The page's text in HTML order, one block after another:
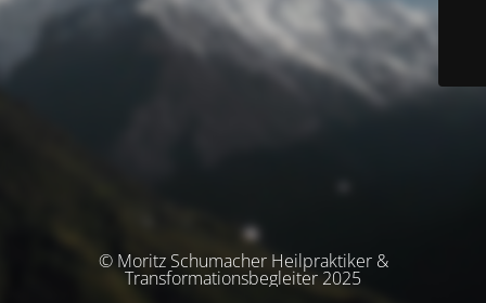
© Moritz Schumacher Heilpraktiker &
Transformationsbegleiter 2025